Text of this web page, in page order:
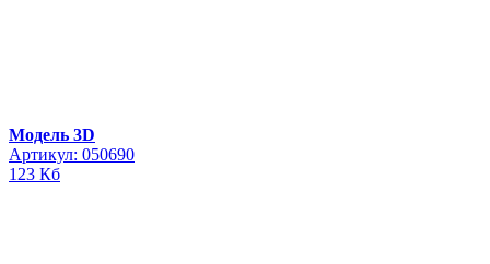
Модель 3D
Артикул: 050690
123 Кб